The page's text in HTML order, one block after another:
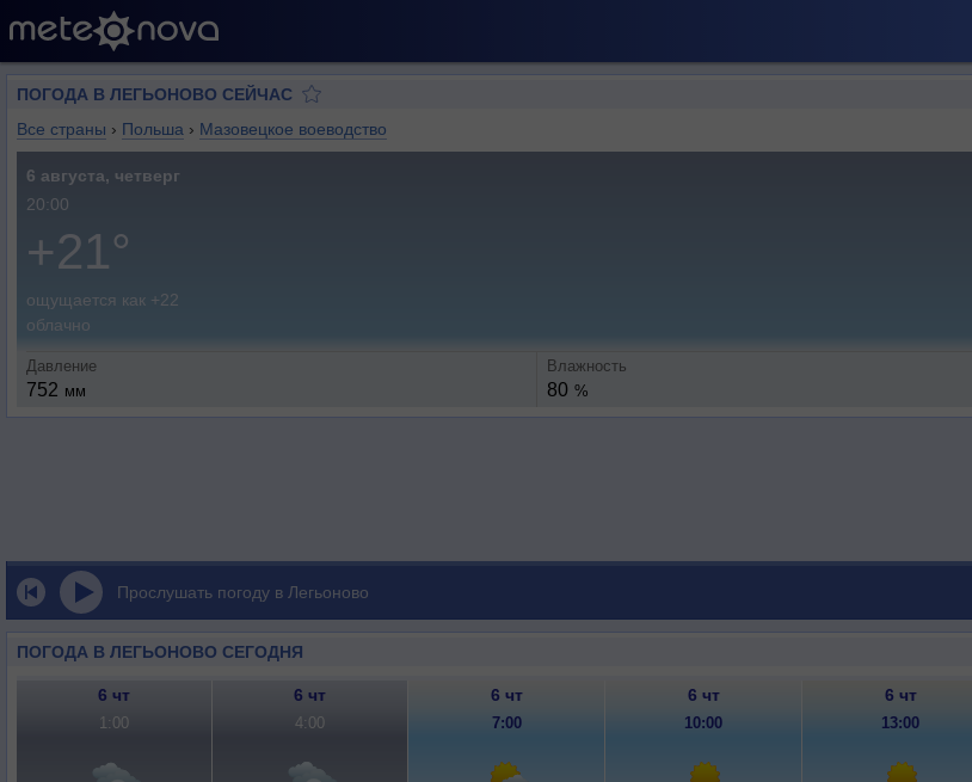
ПОГОДА В ЛЕГЬОНОВО СЕЙЧАС
Все страны › Польша › Мазовецкое воеводство
6 августа, четверг
20:00
+21°
ощущается как +22
облачно
Давление
752 мм
Влажность
80 %
Прослушать погоду в Легьоново
ПОГОДА В ЛЕГЬОНОВО СЕГОДНЯ
6 чт 6 чт 6 чт 6 чт 6 чт
1:00 4:00 7:00 10:00 13:00